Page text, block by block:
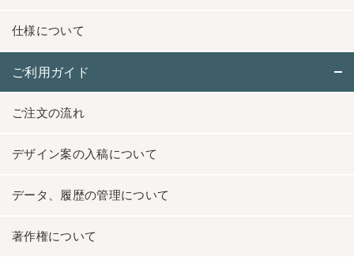
仕様について
ご利用ガイド
ご注文の流れ
デザイン案の入稿について
データ、履歴の管理について
著作権について